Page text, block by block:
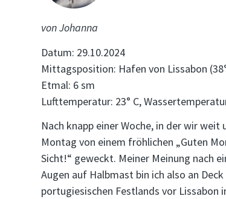
von Johanna
Datum: 29.10.2024
Mittagsposition: Hafen von Lissabon
Etmal: 6 sm
Lufttemperatur: 23° C,
Nach knapp einer Woche, in der wir
Montag von einem fröhlichen „Guten
Sicht!“ geweckt. Meiner Meinung nach
Augen auf Halbmast bin ich also an
portugiesischen Festlands vor Lissabon